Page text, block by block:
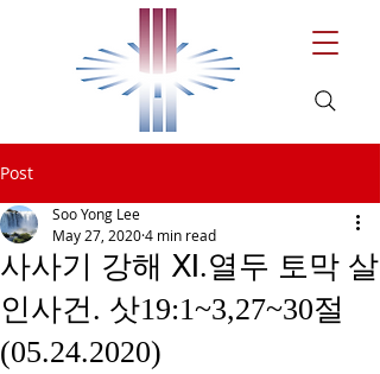
Post
사사기 강해 Ⅺ.열두 토막 살
인사건. 삿19:1~3,27~30절
(05.24.2020)
Soo Yong Lee
May 27, 20204 min read